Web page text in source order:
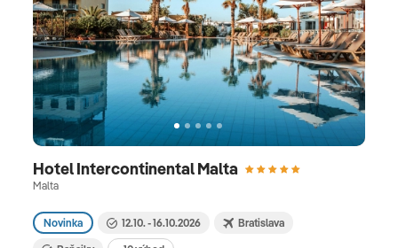
Hotel Intercontinental Malta
Malta
Novinka 12.10. - 16.10.2026 Bratislava